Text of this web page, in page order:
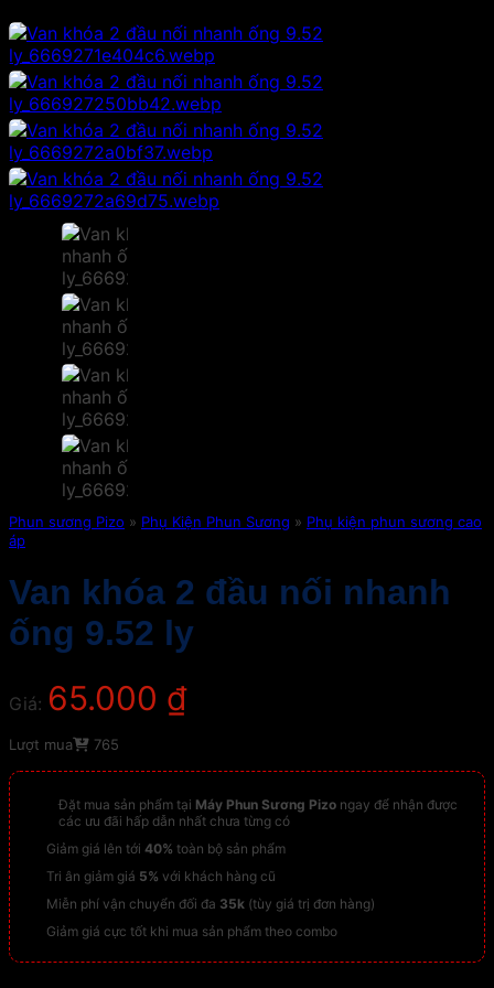
Phun sương Pizo » Phụ Kiện Phun Sương » Phụ kiện phun sương cao
áp
Van khóa 2 đầu nối nhanh
ống 9.52 ly
Giá: 65.000 ₫
Lượt mua 765
Đặt mua sản phẩm tại Máy Phun Sương Pizo ngay để nhận được
các ưu đãi hấp dẫn nhất chưa từng có
Giảm giá lên tới 40% toàn bộ sản phẩm
Tri ân giảm giá 5% với khách hàng cũ
Miễn phí vận chuyển đối đa 35k (tùy giá trị đơn hàng)
Giảm giá cực tốt khi mua sản phẩm theo combo